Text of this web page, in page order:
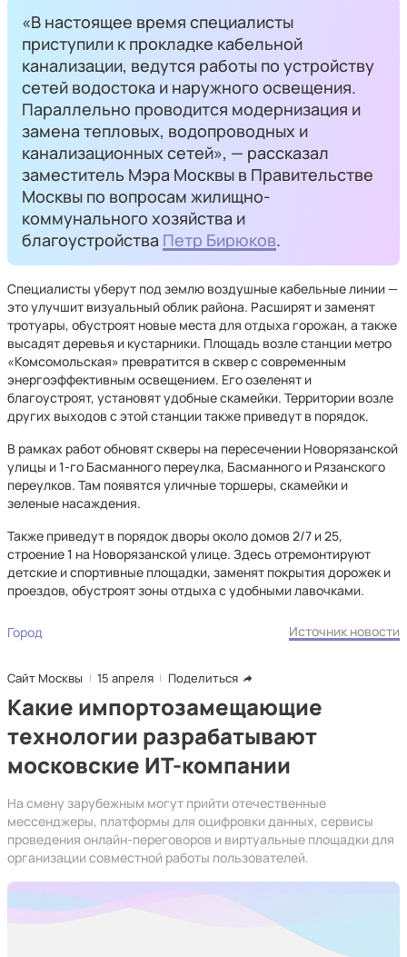
«В настоящее время специалисты
приступили к прокладке кабельной
канализации, ведутся работы по устройству
сетей водостока и наружного освещения.
Параллельно проводится модернизация и
замена тепловых, водопроводных и
канализационных сетей», — рассказал
заместитель Мэра Москвы в Правительстве
Москвы по вопросам жилищно-
коммунального хозяйства и
благоустройства Петр Бирюков.
Специалисты уберут под землю воздушные кабельные линии —
это улучшит визуальный облик района. Расширят и заменят
тротуары, обустроят новые места для отдыха горожан, а также
высадят деревья и кустарники. Площадь возле станции метро
«Комсомольская» превратится в сквер с современным
энергоэффективным освещением. Его озеленят и
благоустроят, установят удобные скамейки. Территории возле
других выходов с этой станции также приведут в порядок.
В рамках работ обновят скверы на пересечении Новорязанской
улицы и 1-го Басманного переулка, Басманного и Рязанского
переулков. Там появятся уличные торшеры, скамейки и
зеленые насаждения.
Также приведут в порядок дворы около домов 2/7 и 25,
строение 1 на Новорязанской улице. Здесь отремонтируют
детские и спортивные площадки, заменят покрытия дорожек и
проездов, обустроят зоны отдыха с удобными лавочками.
Город Источник новости
Сайт Москвы 15 апреля Поделиться
Какие импортозамещающие
технологии разрабатывают
московские ИТ-компании
На смену зарубежным могут прийти отечественные
мессенджеры, платформы для оцифровки данных, сервисы
проведения онлайн-переговоров и виртуальные площадки для
организации совместной работы пользователей.